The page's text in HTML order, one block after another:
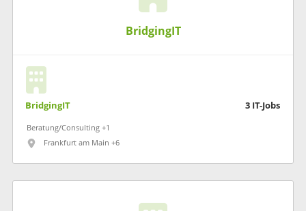
BridgingIT
BridgingIT 3 IT-Jobs
Beratung/Consulting +1
Frankfurt am Main +6